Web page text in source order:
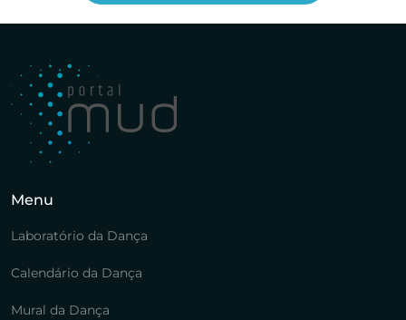
Menu
Laboratório da Dança
Calendário da Dança
Mural da Dança